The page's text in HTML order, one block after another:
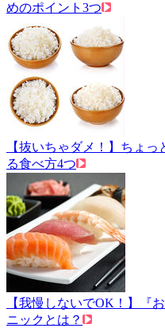
めのポイント3つ
【抜いちゃダメ！】ちょ
る食べ方4つ
【我慢しないでOK！】『
ニックとは？